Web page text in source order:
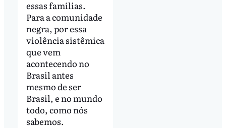
essas famílias.
Para a comunidade
negra, por essa
violência sistêmica
que vem
acontecendo no
Brasil antes
mesmo de ser
Brasil, e no mundo
todo, como nós
sabemos.